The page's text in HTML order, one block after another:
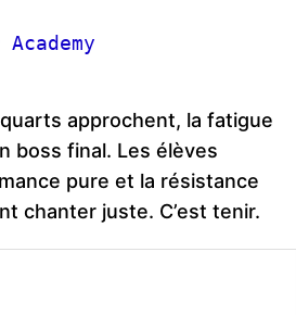
approchent, la fatigue
boss final. Les élèves
pure et la résistance
chanter juste. C’est tenir.